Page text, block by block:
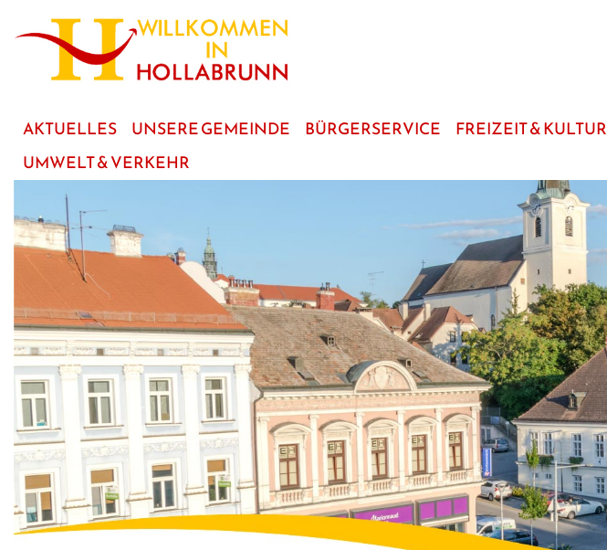
Hauptinhalt
AKTUELLES UNSERE GEMEINDE BÜRGERSERVICE FREIZEIT & KULTUR
UMWELT & VERKEHR